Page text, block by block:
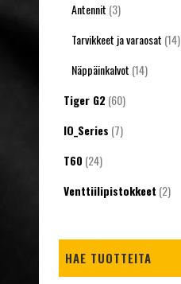
Antennit (3)
Tarvikkeet ja varaosat (14)
Näppäinkalvot (14)
Tiger G2(60)
IO_Series (7)
T60 (24)
Venttiilipistokkeet (2)
HAE TUOTTEITA